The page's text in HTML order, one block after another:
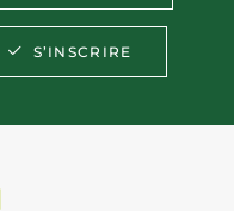
S’INSCRIRE